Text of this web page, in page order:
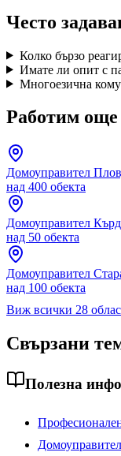
Често
Колко бързо
Имате ли опит с
Многоезична
Работим още
Домоуправител
над 400 обекта
Домоуправител
над 50 обекта
Домоуправител
над 100 обекта
Виж всички 28
Свързани
Полезна
Домоуправител